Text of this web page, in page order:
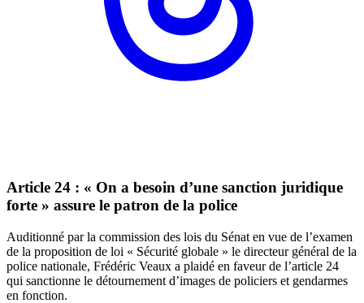
Article 24 : « On a besoin d’une sanction juridique
forte » assure le patron de la police
Auditionné par la commission des lois du Sénat en vue de l’examen
de la proposition de loi « Sécurité globale » le directeur général de la
police nationale, Frédéric Veaux a plaidé en faveur de l’article 24
qui sanctionne le détournement d’images de policiers et gendarmes
en fonction.